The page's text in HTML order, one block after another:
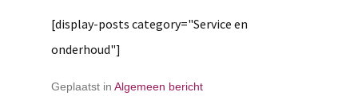
[display-posts category="Service en
onderhoud"]
Geplaatst in Algemeen bericht